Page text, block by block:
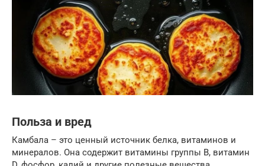
Польза и вред
Камбала – это ценный источник белка, витаминов и
минералов. Она содержит витамины группы B, витамин